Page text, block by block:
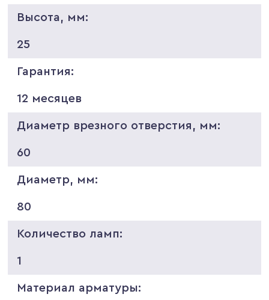
Высота, мм:
25
Гарантия:
12 месяцев
Диаметр врезного отверстия, мм:
60
Диаметр, мм:
80
Количество ламп:
1
Материал арматуры: